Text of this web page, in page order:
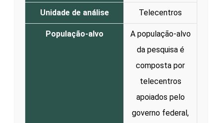
Unidade de análise Telecentros
População-alvo
A população-alvo
da pesquisa é
composta por
telecentros
apoiados pelo
governo federal,